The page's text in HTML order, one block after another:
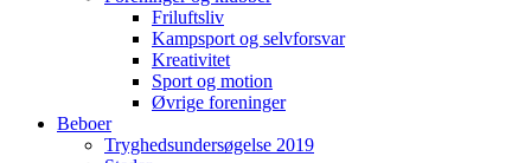
Friluftsliv
Kampsport og selvforsvar
Kreativitet
Sport og motion
Øvrige foreninger
Beboer
Tryghedsundersøgelse 2019